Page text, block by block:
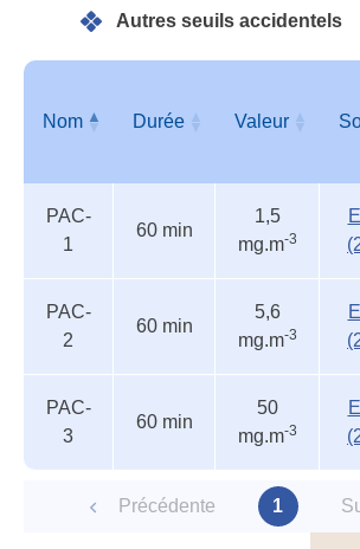
Autres seuils accidentels
seuils
accidentels
Nom Durée Valeur
PAC-
1
60 min
1,5
mg.m-3
PAC-
2
60 min
5,6
mg.m-3
PAC-
3
60 min
50
mg.m-3
Précédente 1